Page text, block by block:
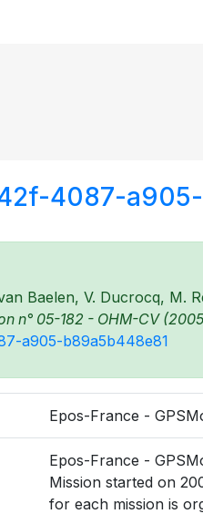
4087-
Baelen, V. Ducrocq, M.
n° 05-182 - OHM-CV
a905-b89a5b448e81
Epos-France -
Epos-France -
Mission started on
for each mission is